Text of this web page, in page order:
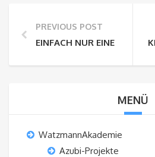
PREVIOUS POST
EINFACH NUR EINE GRUPPE
MENÜ
WatzmannAkademie
Azubi-Projekte